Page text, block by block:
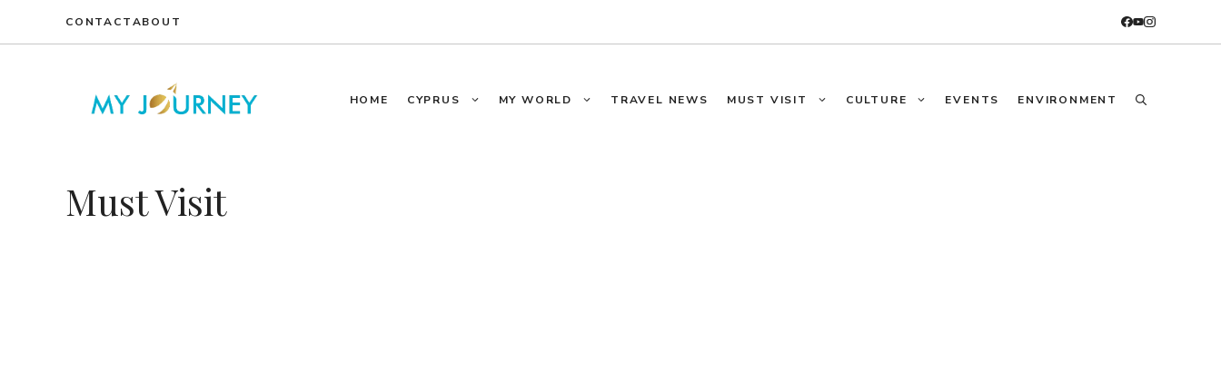
CONTACTABOUT
HOME CYPRUS MY WORLD TRAVEL NEWS MUST VISIT CULTURE EVENTS ENVIRONMENT
Must Visit